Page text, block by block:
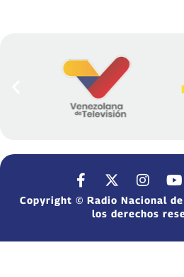
Copyright © Radio Nacional de
los derechos